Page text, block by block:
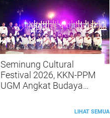
Seminung Cultural
Festival 2026, KKN-PPM
UGM Angkat Budaya
LIHAT SEMUA